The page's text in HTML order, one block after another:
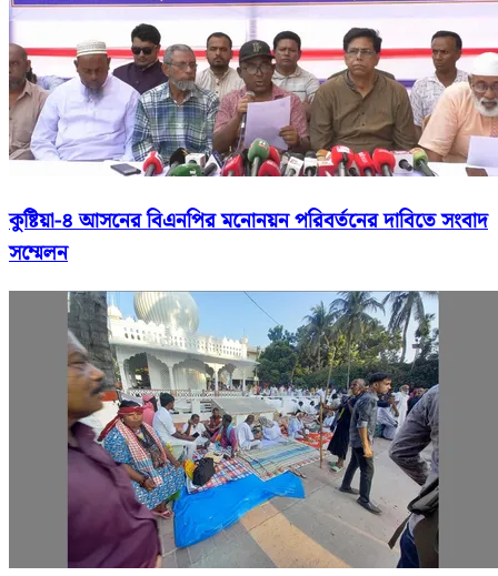
কুষ্টিয়া-৪ আসনের বিএনপির মনোনয়ন পরিবর্তনের দাবিতে সংবাদ
সম্মেলন